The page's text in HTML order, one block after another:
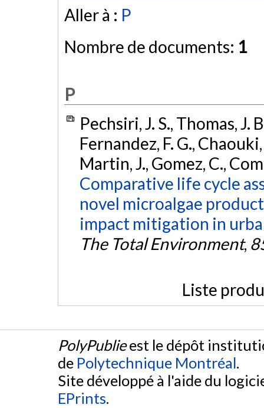
Aller à : P
Nombre de documents: 1
P
Pechsiri, J. S., Thomas, J.
Fernandez, F. G.,
Martin, J., Gomez, C.,
Comparative life cycle
novel microalgae
impact mitigation in
The Total Environment,
Liste
PolyPublieest le dépôt
de Polytechnique Montréal.
Site développé à l'aide du
EPrints.